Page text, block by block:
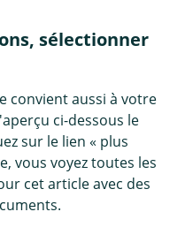
sélectionner
convient aussi à votre
ci-dessous le
sur le lien « plus
vous voyez toutes les
cet article avec des